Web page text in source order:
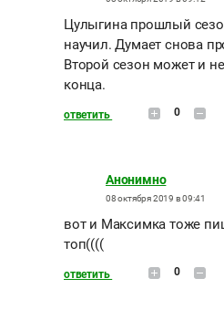
Цулыгина прошлый
научил. Думает снова
Второй сезон может и
конца.
ответить 0
Анонимно
08 октября 2019 в 09:41
вот и Максимка тоже
топ((((
ответить 0